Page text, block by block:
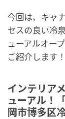
今回は、キャ
セスの良い冷
ューアルオー
ご紹介します！
インテリア
ューアル！
岡市博多区